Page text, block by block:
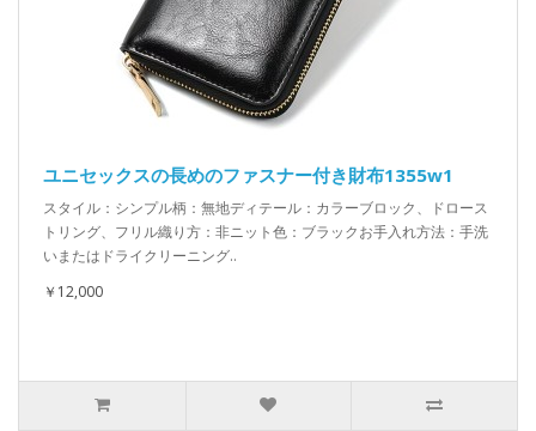
ユニセックスの長めのファスナー付き財布1355w1
スタイル：シンプル柄：無地ディテール：カラーブロック、ドロース
トリング、フリル織り方：非ニット色：ブラックお手入れ方法：手洗
いまたはドライクリーニング..
￥12,000